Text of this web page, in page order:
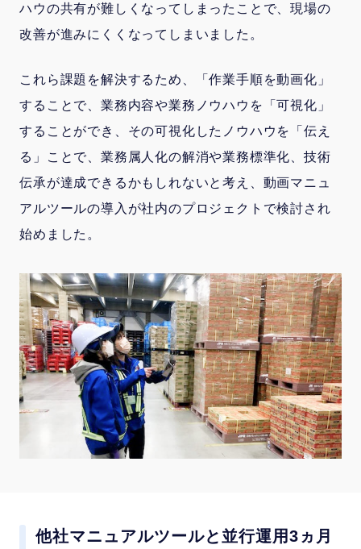
ハウの共有が難しくなってしまったことで、現場の
改善が進みにくくなってしまいました。
これら課題を解決するため、「作業手順を動画化」
することで、業務内容や業務ノウハウを「可視化」
することができ、その可視化したノウハウを「伝え
る」ことで、業務属人化の解消や業務標準化、技術
伝承が達成できるかもしれないと考え、動画マニュ
アルツールの導入が社内のプロジェクトで検討され
始めました。
他社マニュアルツールと並行運用3ヵ月